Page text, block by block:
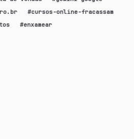
#cursos-online-fracassam
#enxamear